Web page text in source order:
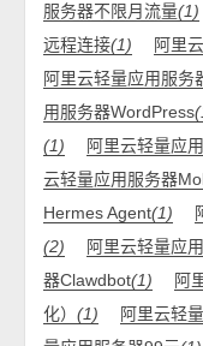
服务器不限月流量(1)
远程连接(1) 阿里
阿里云轻量应用服务
用服务器WordPress
(1)
阿里云轻量应
云轻量应用服务器
Hermes Agent(1)
(2)
阿里云轻量应
器Clawdbot(1)
阿
化）(1) 阿里云轻